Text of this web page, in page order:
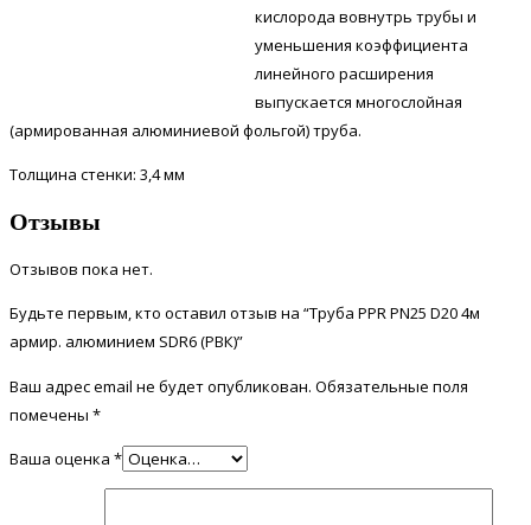
кислорода вовнутрь трубы и
уменьшения коэффициента
линейного расширения
выпускается многослойная
(армированная алюминиевой фольгой) труба.
Толщина стенки: 3,4 мм
Отзывы
Отзывов пока нет.
Будьте первым, кто оставил отзыв на “Труба PPR PN25 D20 4м
армир. алюминием SDR6 (РВК)”
Ваш адрес email не будет опубликован. Обязательные поля
помечены *
Ваша оценка *